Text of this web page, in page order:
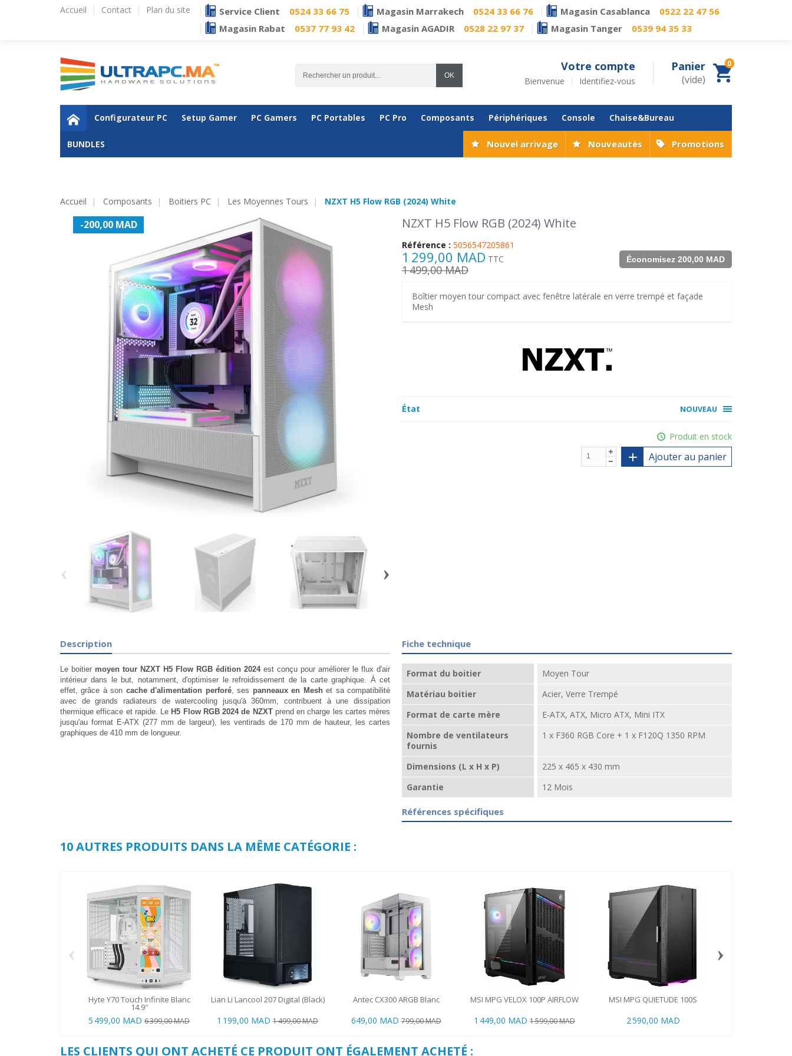
Accueil Contact Plan du site Service Client 0524 33 66 75 Magasin Marrakech 0524 33 66 76 Magasin Casablanca
0522 22 47 56
Magasin Rabat
0537 77 93 42 Magasin AGADIR 0528 22 97 37 Magasin Tanger 0539 94 35 33
OK
Panier
(vide)
0
Votre compte
Bienvenue Identifiez-vous
Promotions
Nouveautés
Nouvel arrivage
Configurateur PC Setup Gamer PC Gamers PC Portables PC Pro Composants Périphériques Console Chaise&Bureau
BUNDLES
Accueil Composants Boitiers PC Les Moyennes Tours NZXT H5 Flow RGB (2024) White
-200,00 MAD
‹ ›
NZXT H5 Flow RGB (2024) White
Référence : 5056547205861
Économisez 200,00 MAD
1 299,00 MAD TTC
1 499,00 MAD
Boîtier moyen tour compact avec fenêtre latérale en verre trempé et façade
Mesh
État NOUVEAU
Produit en stock
Ajouter au panier
Description
Le boitier moyen tour NZXT H5 Flow RGB édition 2024 est conçu pour améliorer le flux d'air
intérieur dans le but, notamment, d'optimiser le refroidissement de la carte graphique. À cet
effet, grâce à son cache d'alimentation perforé, ses panneaux en Meshet sa compatibilité
avec de grands radiateurs de watercooling jusqu'à 360mm, contribuent à une dissipation
thermique efficace et rapide. Le H5 Flow RGB 2024 de NZXTprend en charge les cartes mères
jusqu'au format E-ATX (277 mm de largeur), les ventirads de 170 mm de hauteur, les cartes
graphiques de 410 mm de longueur.
Fiche technique
Format du boitier
Moyen Tour
Matériau boitier
Acier, Verre Trempé
Format de carte mère
E-ATX, ATX, Micro ATX, Mini ITX
Nombre de ventilateurs
fournis
1 x F360 RGB Core + 1 x F120Q 1350 RPM
Dimensions (L x H x P)
225 x 465 x 430 mm
Garantie
12 Mois
Références spécifiques
10 AUTRES PRODUITS DANS LA MÊME CATÉGORIE :
Hyte Y70 Touch Infinite Blanc
14.9″
5 499,00 MAD 6 399,00 MAD
Lian Li Lancool 207 Digital (Black)
1 199,00 MAD 1 499,00 MAD
Antec CX300 ARGB Blanc
649,00 MAD 799,00 MAD
MSI MPG VELOX 100P AIRFLOW
1 449,00 MAD 1 599,00 MAD
MSI MPG QUIETUDE 100S
2 590,00 MAD
‹ ›
LES CLIENTS QUI ONT ACHETÉ CE PRODUIT ONT ÉGALEMENT ACHETÉ :